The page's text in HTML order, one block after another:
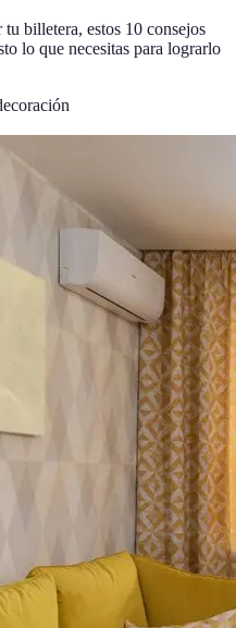
billetera, estos 10 consejos
lo que necesitas para lograrlo